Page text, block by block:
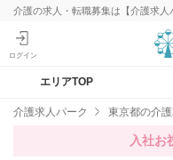
介護の求人・転職募集は【介護求人
エリアTOP
介護求人パーク 東京都の介護
入社お